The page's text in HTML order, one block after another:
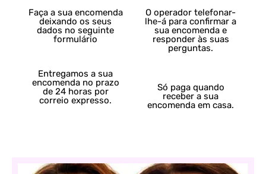
Faça a sua encomenda
deixando os seus
dados no seguinte
formulário
O operador telefonar-
lhe-á para confirmar a
sua encomenda e
responder às suas
perguntas.
Entregamos a sua
encomenda no prazo
de 24 horas por
correio expresso.
Só paga quando
receber a sua
encomenda em casa.